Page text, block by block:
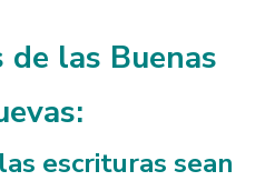
de las Buenas
escrituras sean